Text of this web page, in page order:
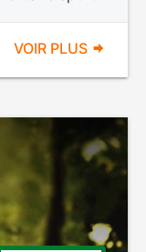
VOIR PLUS